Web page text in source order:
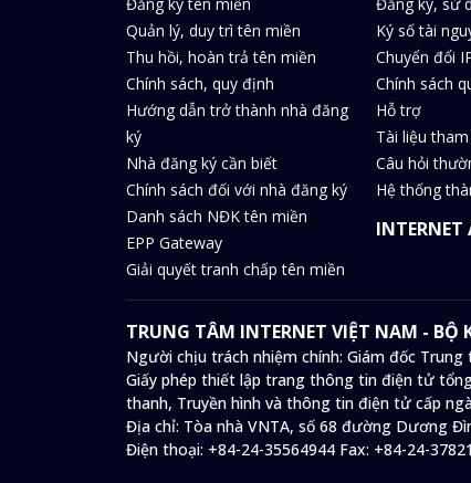
Quản lý, duy trì tên miền
Thu hồi, hoàn trả tên miền
Chính sách, quy định
Hướng dẫn trở thành nhà đăng
ký
Nhà đăng ký cần biết
Chính sách đối với nhà đăng ký
Danh sách NĐK tên miền
EPP Gateway
Giải quyết tranh chấp tên miền
Ký số tài
Chuyển đổi
Chính sách
Hỗ trợ
Tài liệu
Câu hỏi
Hệ thống
INTERNET
TRUNG TÂM INTERNET VIỆT NAM - BỘ
Người chịu trách nhiệm chính: Giám đốc
Giấy phép thiết lập trang thông tin điện tử
thanh, Truyền hình và thông tin điện tử cấp
Địa chỉ: Tòa nhà VNTA, số 68 đường Dương
Điện thoại: +84-24-35564944 Fax: +84-24-